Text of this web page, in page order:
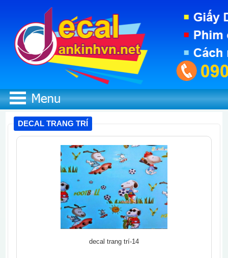
DECAL TRANG TRÍ
decal trang trí-14